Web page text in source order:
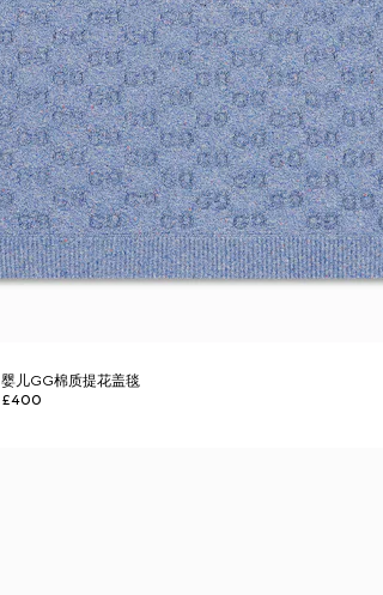
婴儿GG棉质提花盖毯
£400